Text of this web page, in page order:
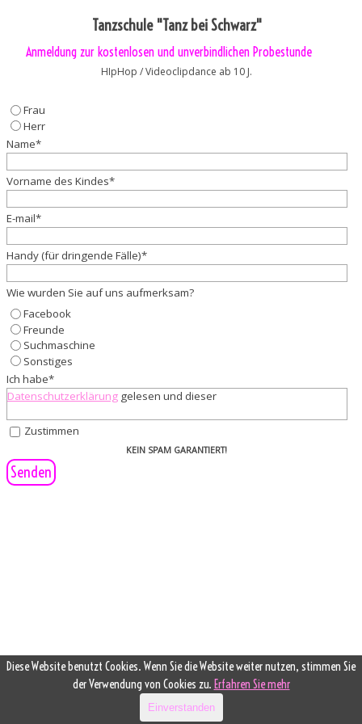
Tanzschule "Tanz bei Schwarz"
Anmeldung zur kostenlosen und unverbindlichen Probestunde
HIpHop / Videoclipdance ab 10 J.
Frau
Herr
Name*
Vorname des Kindes*
E-mail*
Handy (für dringende Fälle)*
Wie wurden Sie auf uns aufmerksam?
Facebook
Freunde
Suchmaschine
Sonstiges
Ich habe*
Datenschutzerklärung gelesen und dieser
Zustimmen
KEIN SPAM GARANTIERT!
Diese Website benutzt Cookies. Wenn Sie die Website weiter nutzen, stimmen Sie
der Verwendung von Cookies zu. Erfahren Sie mehr
Einverstanden